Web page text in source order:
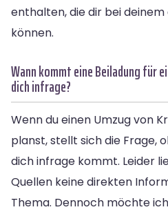
enthalten, die dir bei
können.
Wann kommt eine Beiladung für
dich infrage?
Wenn du einen Umzug von
planst, stellt sich die Frage,
dich infrage kommt. Leider
Quellen keine direkten
Thema. Dennoch möchte